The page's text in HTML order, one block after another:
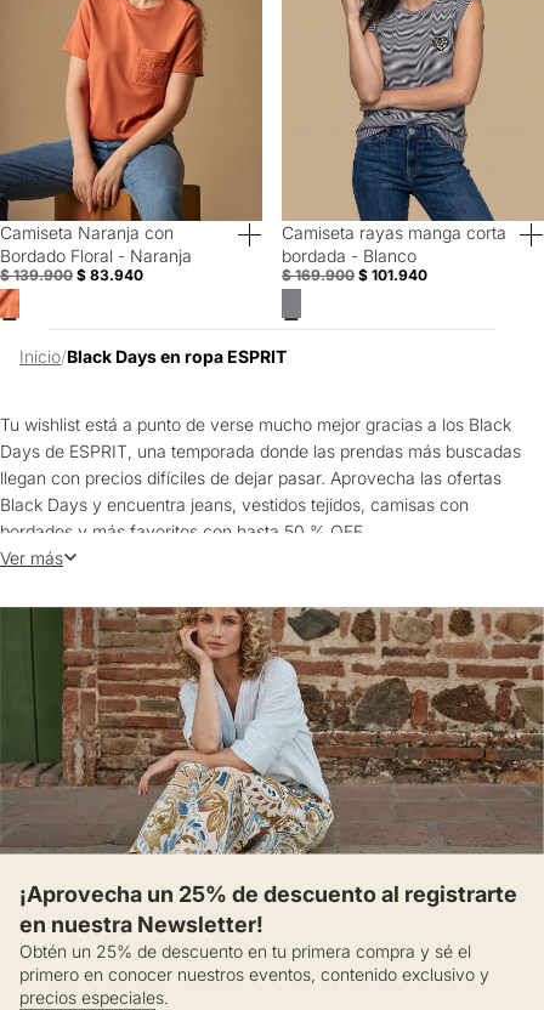
40% Off
Camiseta Naranja con
Bordado Floral - Naranja
$ 139.900 $ 83.940
40% Off
Camiseta rayas manga corta
bordada - Blanco
$ 169.900 $ 101.940
Inicio/Black Days en ropa ESPRIT
Tu wishlist está a punto de verse mucho mejor gracias a los Black
Days de ESPRIT, una temporada donde las prendas más buscadas
llegan con precios difíciles de dejar pasar. Aprovecha las ofertas
Black Days y encuentra jeans, vestidos tejidos, camisas con
bordados y más favoritos con hasta 50 % OFF.
junto a jeans rectos o wide leg que cambian el look según el fit.
También se suman camisas con textura, vestidos en tejido ligero y
prendas fáciles de integrar al clóset.
Es uno de esos momentos en los que vale la pena revisar la
colección completa. ¡Estás a un clic!
Ver más
¡Aprovecha un 25% de descuento al registrarte
en nuestra Newsletter!
Obtén un 25% de descuento en tu primera compra y sé el
primero en conocer nuestros eventos, contenido exclusivo y
precios especiales.